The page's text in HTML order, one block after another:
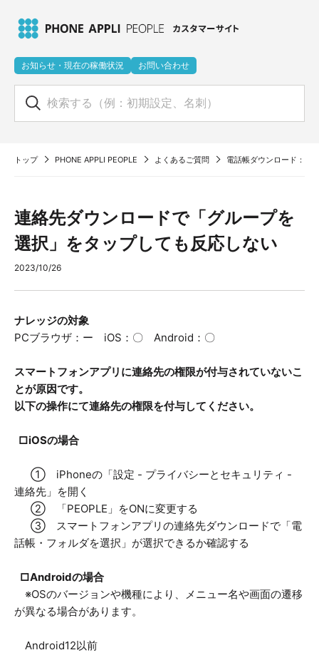
お知らせ・現在の稼働状況 お問い合わせ
トップ PHONE APPLI PEOPLE よくあるご質問 電話帳ダウンロード：連
連絡先ダウンロードで「グループを
選択」をタップしても反応しない
2023/10/26
ナレッジの対象
PCブラウザ：ー iOS：〇 Android：〇
スマートフォンアプリに連絡先の権限が付与されていないこ
とが原因です。
以下の操作にて連絡先の権限を付与してください。
□iOSの場合
① iPhoneの「設定 - プライバシーとセキュリティ -
連絡先」を開く
② 「PEOPLE」をONに変更する
③ スマートフォンアプリの連絡先ダウンロードで「電
話帳・フォルダを選択」が選択できるか確認する
□Androidの場合
※OSのバージョンや機種により、メニュー名や画面の遷移
が異なる場合があります。
Android12以前